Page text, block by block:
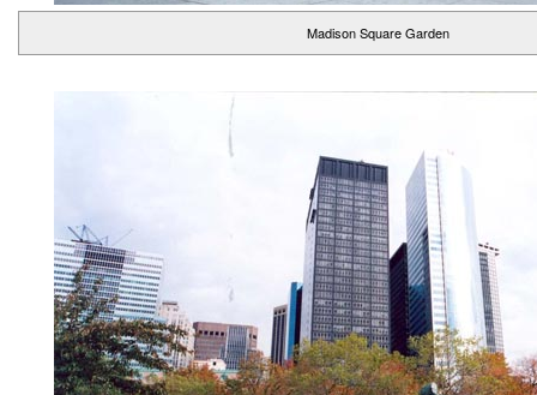
Madison Square Garden